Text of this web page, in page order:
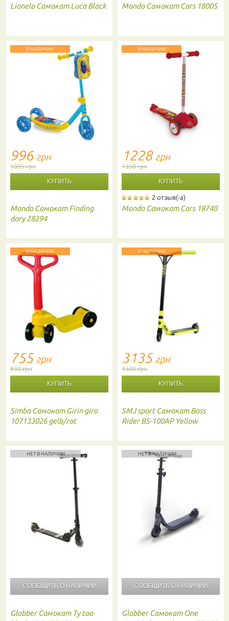
Lionelo Самокат Luca Black Mondo Самокат Cars 18005
В НАЛИЧИИ
996 грн
1095 грн
Mondo Самокат Finding
dory 28294
В НАЛИЧИИ
1228 грн
1350 грн
2 отзыв(-а)
Mondo Самокат Cars 18740
В НАЛИЧИИ
755 грн
830 грн
Simba Самокат Girin giro
107133026 gelb/rot
В НАЛИЧИИ
3135 грн
3300 грн
SMJ sport Самокат Boss
Rider BS-100AP Yellow
НЕТ В НАЛИЧИИ
СООБЩИТЬ О НАЛИЧИИ
Globber Самокат Ty too
НЕТ В НАЛИЧИИ
СООБЩИТЬ О НАЛИЧИИ
Globber Самокат One